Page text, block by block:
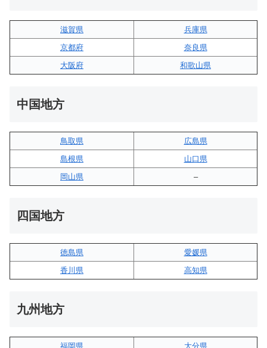
滋賀県
兵庫県
京都府
奈良県
大阪府
和歌山県
中国地方
鳥取県
広島県
島根県
山口県
岡山県
–
四国地方
徳島県
愛媛県
香川県
高知県
九州地方
福岡県 大分県